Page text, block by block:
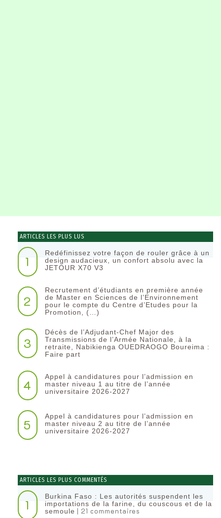
ARTICLES LES PLUS LUS
1
Redéfinissez votre façon de rouler grâce à un
design audacieux, un confort absolu avec la
JETOUR X70 V3
2
Recrutement d’étudiants en première année
de Master en Sciences de l’Environnement
pour le compte du Centre d’Etudes pour la
Promotion, (…)
3
Décès de l’Adjudant-Chef Major des
Transmissions de l’Armée Nationale, à la
retraite, Nabikienga OUEDRAOGO Boureima :
Faire part
4
Appel à candidatures pour l’admission en
master niveau 1 au titre de l’année
universitaire 2026-2027
5
Appel à candidatures pour l’admission en
master niveau 2 au titre de l’année
universitaire 2026-2027
ARTICLES LES PLUS COMMENTÉS
1
Burkina Faso : Les autorités suspendent les
importations de la farine, du couscous et de la
semoule | 21 commentaires